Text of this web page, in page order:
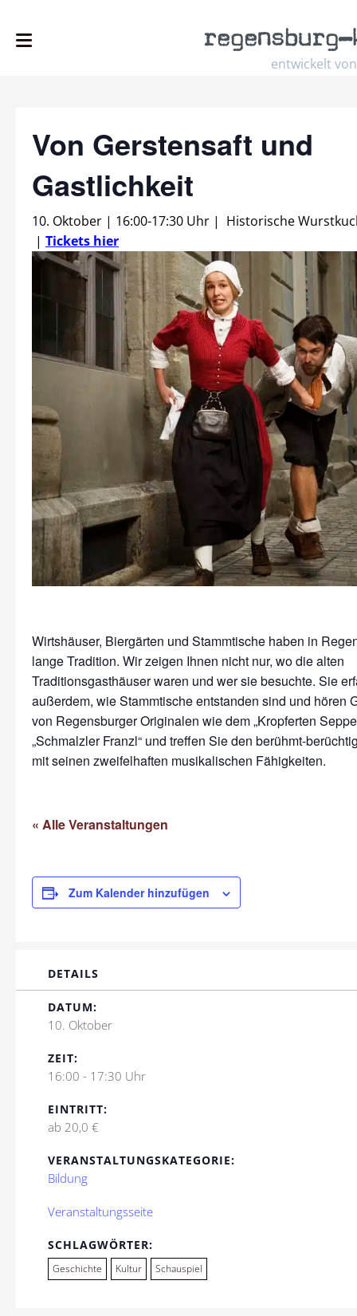
entwickelt von
regensburg–
Von Gerstensaft und
Gastlichkeit
10. Oktober | 16:00-17:30 Uhr | Historische
| Tickets hier
Wirtshäuser, Biergärten und Stammtische haben in
lange Tradition. Wir zeigen Ihnen nicht nur, wo die alten
Traditionsgasthäuser waren und wer sie besuchte. Sie
außerdem, wie Stammtische entstanden sind und hören
von Regensburger Originalen wie dem „Kropferten
„Schmalzler Franzl“ und treffen Sie den berühmt-
mit seinen zweifelhaften musikalischen Fähigkeiten.
« Alle Veranstaltungen
Zum Kalender hinzufügen
DETAILS
DATUM:
10. Oktober
ZEIT:
16:00 - 17:30 Uhr
EINTRITT:
ab 20,0 €
VERANSTALTUNGSKATEGORIE:
Bildung
Veranstaltungsseite
SCHLAGWÖRTER:
Geschichte Kultur Schauspiel